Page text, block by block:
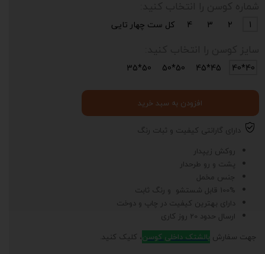
دارای گارانتی کیفیت و ثبات رنگ
روکش زیپدار
پشت و رو طرحدار
جنس مخمل
100% قابل شستشو و رنگ ثابت
دارای بهترین کیفیت در چاپ و دوخت
ارسال حدود 20 روز کاری
جهت سفارش بالشتک داخلی کوسن، کلیک کنید.
1
2
3
4 کل ست چهار تایی
40*40
45*45
50*50
50*35
افزودن به سبد خرید